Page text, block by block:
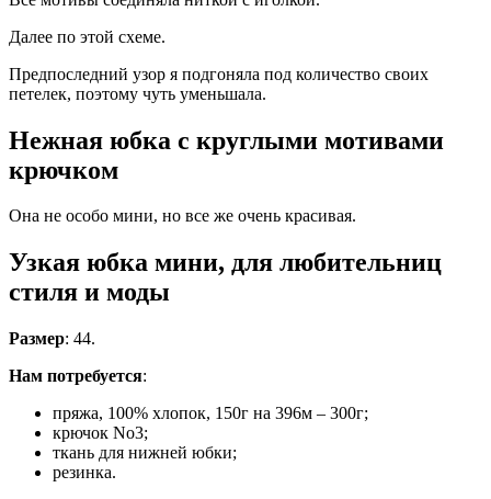
Далее по этой схеме.
Предпоследний узор я подгоняла под количество своих
петелек, поэтому чуть уменьшала.
Нежная юбка с круглыми мотивами
крючком
Она не особо мини, но все же очень красивая.
Узкая юбка мини, для любительниц
стиля и моды
Размер: 44.
Нам потребуется:
пряжа, 100% хлопок, 150г на 396м – 300г;
крючок No3;
ткань для нижней юбки;
резинка.